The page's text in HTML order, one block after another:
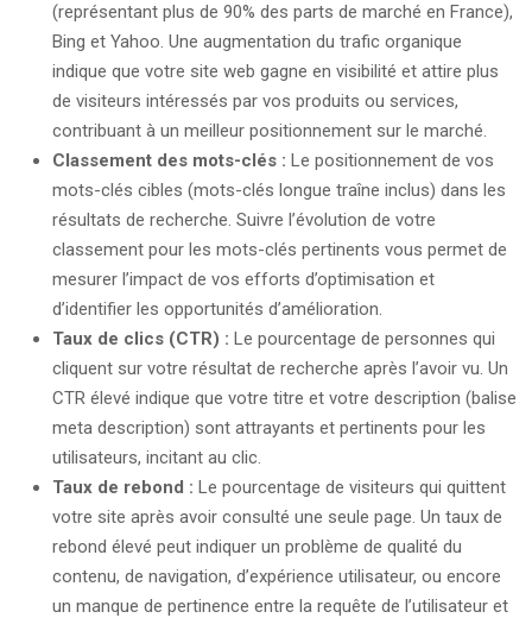
(représentant plus de 90% des parts de marché en France),
Bing et Yahoo. Une augmentation du trafic organique
indique que votre site web gagne en visibilité et attire plus
de visiteurs intéressés par vos produits ou services,
contribuant à un meilleur positionnement sur le marché.
Classement des mots-clés : Le positionnement de vos
mots-clés cibles (mots-clés longue traîne inclus) dans les
résultats de recherche. Suivre l’évolution de votre
classement pour les mots-clés pertinents vous permet de
mesurer l’impact de vos efforts d’optimisation et
d’identifier les opportunités d’amélioration.
Taux de clics (CTR) : Le pourcentage de personnes qui
cliquent sur votre résultat de recherche après l’avoir vu. Un
CTR élevé indique que votre titre et votre description (balise
meta description) sont attrayants et pertinents pour les
utilisateurs, incitant au clic.
Taux de rebond : Le pourcentage de visiteurs qui quittent
votre site après avoir consulté une seule page. Un taux de
rebond élevé peut indiquer un problème de qualité du
contenu, de navigation, d’expérience utilisateur, ou encore
un manque de pertinence entre la requête de l’utilisateur et